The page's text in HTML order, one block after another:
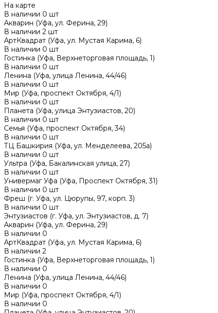
На карте
В наличии 0 шт
Акварин (Уфа, ул. Ферина, 29)
В наличии 2 шт
АртКвадрат (Уфа, ул. Мустая Карима, 6)
В наличии 0 шт
Гостинка (Уфа, Верхнеторговая площадь, 1)
В наличии 0 шт
Ленина (Уфа, улица Ленина, 44/46)
В наличии 0 шт
Мир (Уфа, проспект Октября, 4/1)
В наличии 0 шт
Планета (Уфа, улица Энтузиастов, 20)
В наличии 0 шт
Семья (Уфа, проспект Октября, 34)
В наличии 0 шт
ТЦ Башкирия (Уфа, ул. Менделеева, 205а)
В наличии 0 шт
Ультра (Уфа, Бакалинская улица, 27)
В наличии 0 шт
Универмаг Уфа (Уфа, Проспект Октября, 31)
В наличии 0 шт
Фреш (г‌. Уфа, ул. Цюрупы, 97, корп. 3)
В наличии 0 шт
Энтузиастов (г. Уфа, ул. Энтузиастов, д. 7)
Акварин (Уфа, ул. Ферина, 29)
В наличии 0
АртКвадрат (Уфа, ул. Мустая Карима, 6)
В наличии 2
Гостинка (Уфа, Верхнеторговая площадь, 1)
В наличии 0
Ленина (Уфа, улица Ленина, 44/46)
В наличии 0
Мир (Уфа, проспект Октября, 4/1)
В наличии 0